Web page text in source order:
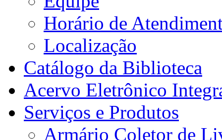
Horário de
Localização
Catálogo da Biblioteca
Acervo Eletrônico
Serviços e Produtos
Armário Coletor de